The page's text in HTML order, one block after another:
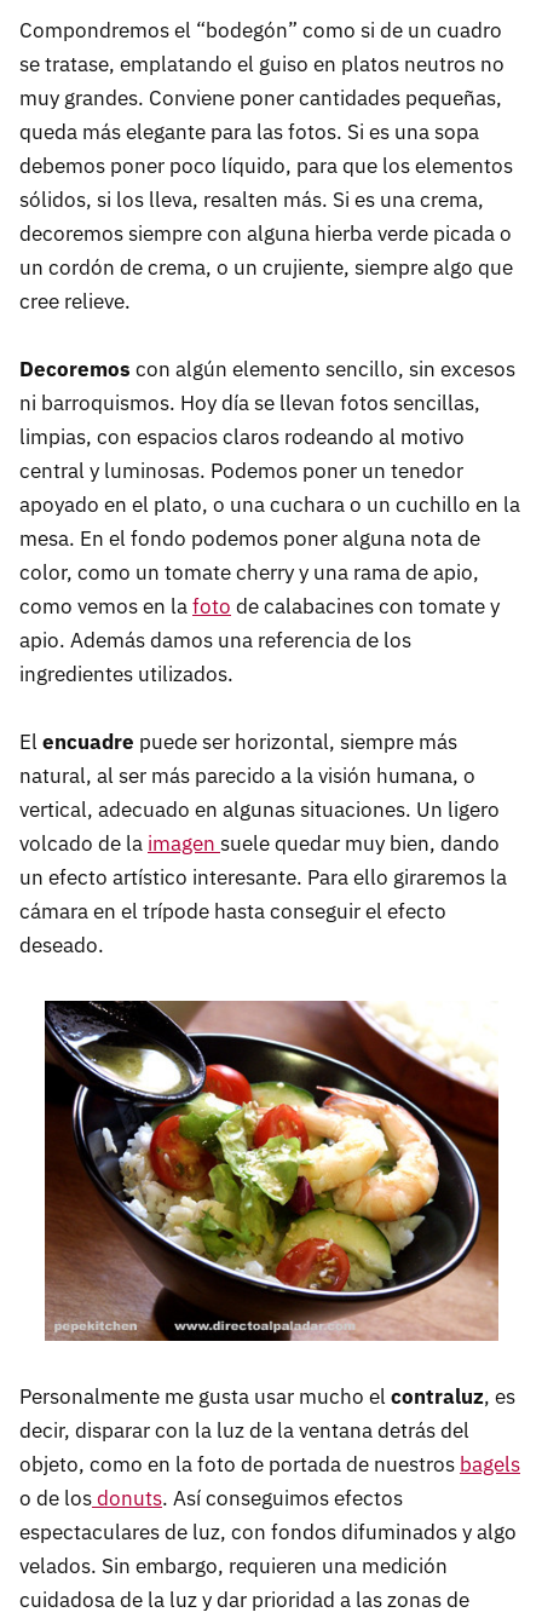
Compondremos el “bodegón” como si de un cuadro
se tratase, emplatando el guiso en platos neutros no
muy grandes. Conviene poner cantidades pequeñas,
queda más elegante para las fotos. Si es una sopa
debemos poner poco líquido, para que los elementos
sólidos, si los lleva, resalten más. Si es una crema,
decoremos siempre con alguna hierba verde picada o
un cordón de crema, o un crujiente, siempre algo que
cree relieve.
Decoremos con algún elemento sencillo, sin excesos
ni barroquismos. Hoy día se llevan fotos sencillas,
limpias, con espacios claros rodeando al motivo
central y luminosas. Podemos poner un tenedor
apoyado en el plato, o una cuchara o un cuchillo en la
mesa. En el fondo podemos poner alguna nota de
color, como un tomate cherry y una rama de apio,
como vemos en lafoto de calabacines con tomate y
apio. Además damos una referencia de los
ingredientes utilizados.
El encuadre puede ser horizontal, siempre más
natural, al ser más parecido a la visión humana, o
vertical, adecuado en algunas situaciones. Un ligero
volcado de la imagen suele quedar muy bien, dando
un efecto artístico interesante. Para ello giraremos la
cámara en el trípode hasta conseguir el efecto
deseado.
Personalmente me gusta usar mucho el contraluz, es
decir, disparar con la luz de la ventana detrás del
objeto, como en la foto de portada de nuestros bagels
o de losdonuts. Así conseguimos efectos
espectaculares de luz, con fondos difuminados y algo
velados. Sin embargo, requieren una medición
cuidadosa de la luz y dar prioridad a las zonas de